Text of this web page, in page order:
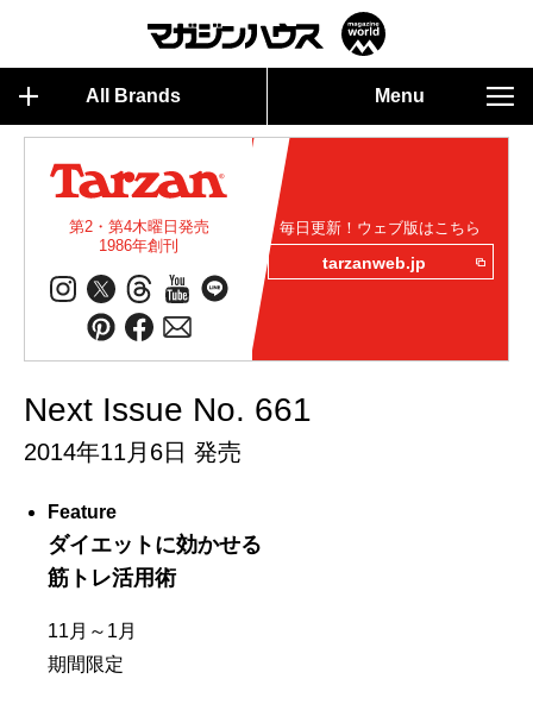
All Brands Menu
第2・第4木曜日発売
1986年創刊
毎日更新！ウェブ版はこちら
tarzanweb.jp
Next Issue No. 661
2014年11月6日 発売
Feature
ダイエットに効かせる
筋トレ活用術
11月～1月
期間限定